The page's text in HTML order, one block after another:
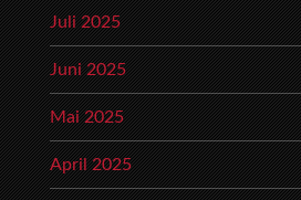
Juli 2025
Juni 2025
Mai 2025
April 2025